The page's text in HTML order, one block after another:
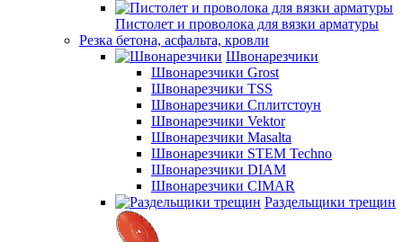
Пистолет и проволока для вязки арматуры
Резка бетона, асфальта, кровли
Швонарезчики
Швонарезчики Grost
Швонарезчики TSS
Швонарезчики Сплитстоун
Швонарезчики Vektor
Швонарезчики Masalta
Швонарезчики STEM Techno
Швонарезчики DIAM
Швонарезчики CIMAR
Раздельщики трещин